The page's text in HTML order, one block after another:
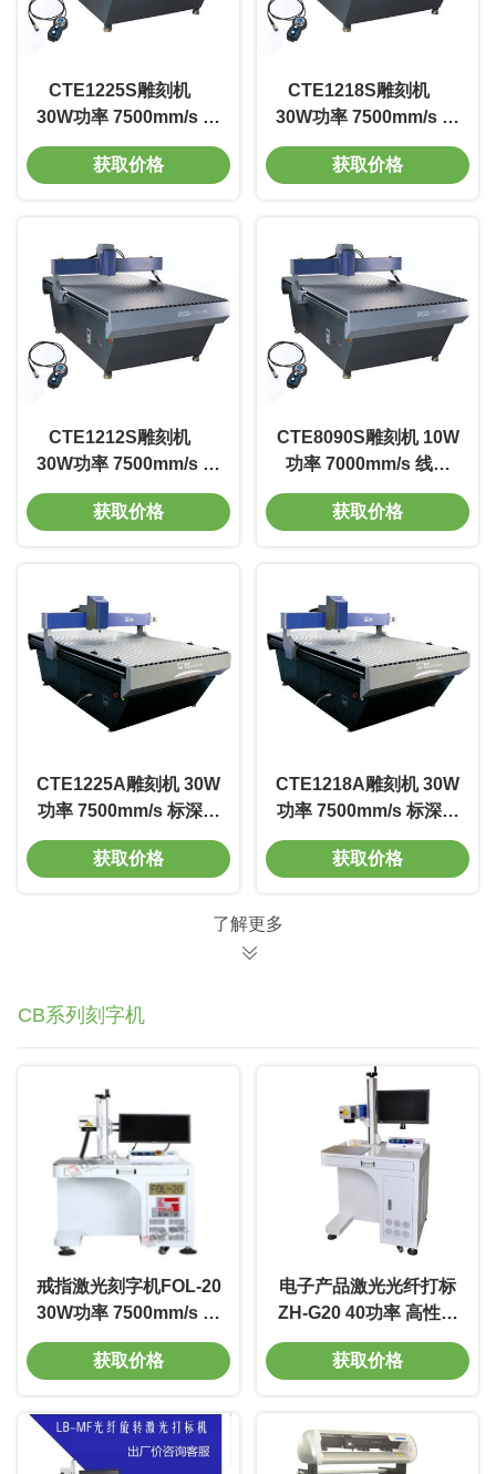
CTE1225S雕刻机
30W功率 7500mm/s 标
深刻度0.01-0.5mm 电
压220V 寿命长
获取价格
CTE1218S雕刻机
30W功率 7500mm/s 标
深刻度0.01-0.5mm 电
压220V 寿命长
获取价格
CTE1212S雕刻机
30W功率 7500mm/s 标
深刻度0.01-0.5mm 电
压220V 寿命长
获取价格
CTE8090S雕刻机 10W
功率 7000mm/s 线宽
0.02m 质量好 寿命长
获取价格
CTE1225A雕刻机 30W
功率 7500mm/s 标深刻
度0.01-0.5mm 电压
220V 寿命长
获取价格
CTE1218A雕刻机 30W
功率 7500mm/s 标深刻
度0.01-0.5mm 电压
220V 寿命长
获取价格
了解更多
CB系列刻字机
戒指激光刻字机FOL-20
30W功率 7500mm/s 标
深刻度0.01-0.5mm 电
压220V 寿命长 模板D
获取价格
电子产品激光光纤打标
ZH-G20 40功率 高性能
低消耗 环保
获取价格